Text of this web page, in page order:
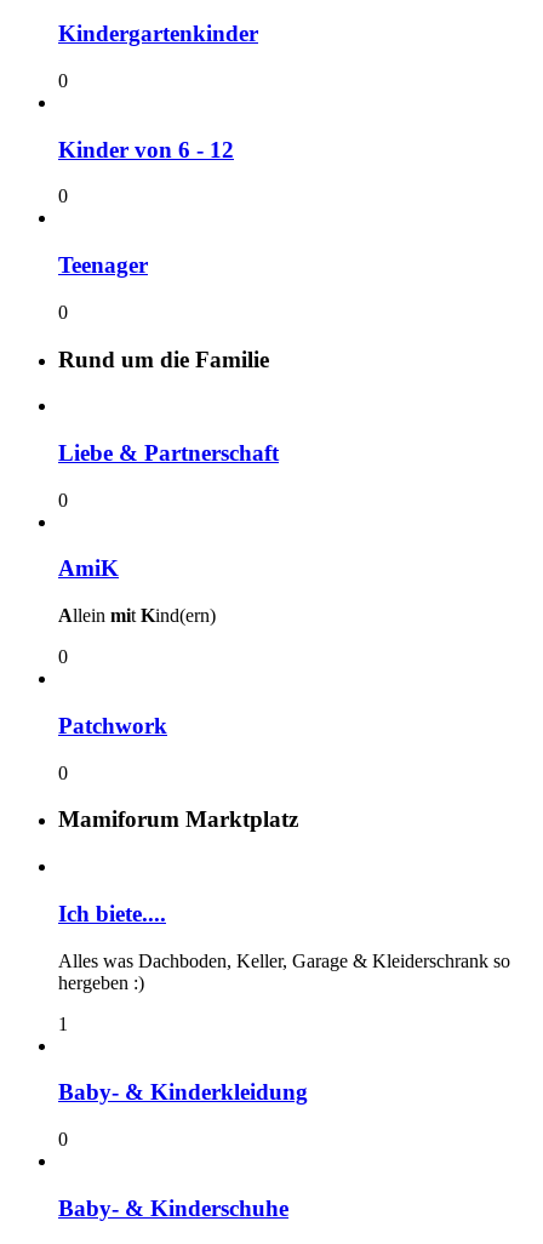
Kindergartenkinder
0
Kinder von 6 - 12
0
Teenager
0
Rund um die Familie
Liebe & Partnerschaft
0
AmiK
Allein mit Kind(ern)
0
Patchwork
0
Mamiforum Marktplatz
Ich biete....
Alles was Dachboden, Keller, Garage & Kleiderschrank so
hergeben :)
1
Baby- & Kinderkleidung
0
Baby- & Kinderschuhe